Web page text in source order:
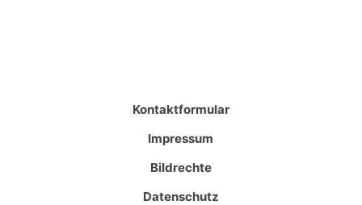
Kontaktformular
Impressum
Bildrechte
Datenschutz